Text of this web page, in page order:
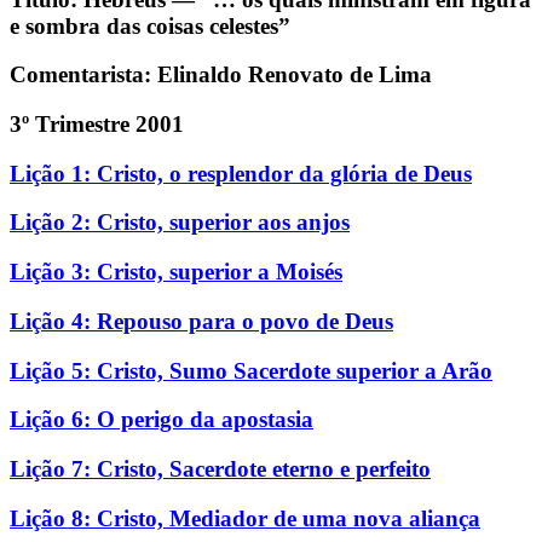
e sombra das coisas celestes”
Comentarista: Elinaldo Renovato de Lima
3º Trimestre 2001
Lição 1: Cristo, o resplendor da glória de Deus
Lição 2: Cristo, superior aos anjos
Lição 3: Cristo, superior a Moisés
Lição 4: Repouso para o povo de Deus
Lição 5: Cristo, Sumo Sacerdote superior a Arão
Lição 6: O perigo da apostasia
Lição 7: Cristo, Sacerdote eterno e perfeito
Lição 8: Cristo, Mediador de uma nova aliança